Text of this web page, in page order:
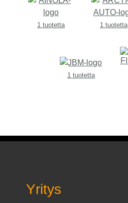
1 tuotetta 1 tuotetta
1 tuotetta
Yritys